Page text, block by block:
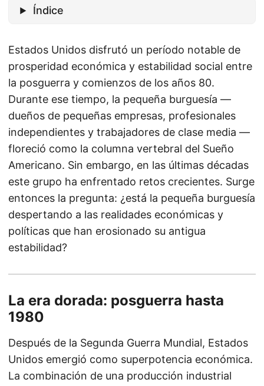
Índice
Estados Unidos disfrutó un período notable de
prosperidad económica y estabilidad social entre
la posguerra y comienzos de los años 80.
Durante ese tiempo, la pequeña burguesía —
dueños de pequeñas empresas, profesionales
independientes y trabajadores de clase media —
floreció como la columna vertebral del Sueño
Americano. Sin embargo, en las últimas décadas
este grupo ha enfrentado retos crecientes. Surge
entonces la pregunta: ¿está la pequeña burguesía
despertando a las realidades económicas y
políticas que han erosionado su antigua
estabilidad?
La era dorada: posguerra hasta
1980
Después de la Segunda Guerra Mundial, Estados
Unidos emergió como superpotencia económica.
La combinación de una producción industrial